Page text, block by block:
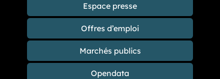
Espace presse
Offres d’emploi
Marchés publics
Opendata